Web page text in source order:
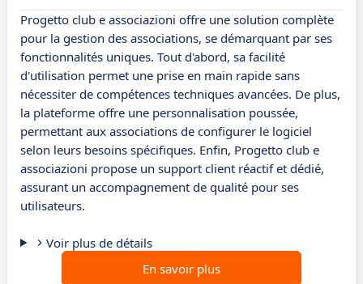
Progetto club e associazioni offre une solution complète
pour la gestion des associations, se démarquant par ses
fonctionnalités uniques. Tout d'abord, sa facilité
d'utilisation permet une prise en main rapide sans
nécessiter de compétences techniques avancées. De plus,
la plateforme offre une personnalisation poussée,
permettant aux associations de configurer le logiciel
selon leurs besoins spécifiques. Enfin, Progetto club e
associazioni propose un support client réactif et dédié,
assurant un accompagnement de qualité pour ses
utilisateurs.
Voir plus de détails
En savoir plus